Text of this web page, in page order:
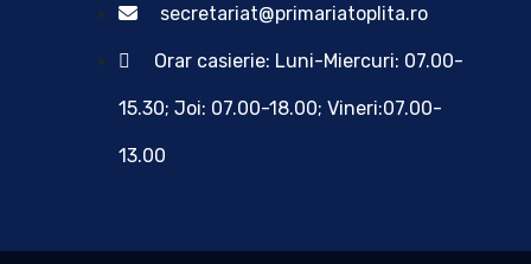
secretariat@primariatoplita.ro
Orar casierie: Luni-Miercuri: 07.00-
15.30; Joi: 07.00-18.00; Vineri:07.00-
13.00